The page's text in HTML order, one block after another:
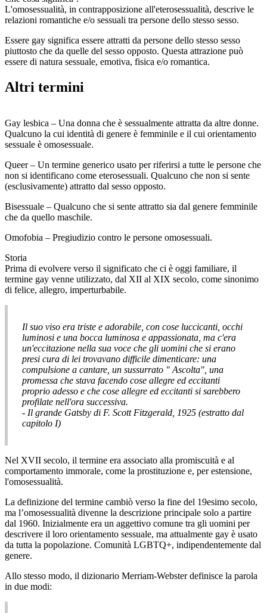
L'omosessualità, in contrapposizione all'eterosessualità, descrive le
relazioni romantiche e/o sessuali tra persone dello stesso sesso.
Essere gay significa essere attratti da persone dello stesso sesso
piuttosto che da quelle del sesso opposto. Questa attrazione può
essere di natura sessuale, emotiva, fisica e/o romantica.
Altri termini
Gay lesbica – Una donna che è sessualmente attratta da altre donne.
Qualcuno la cui identità di genere è femminile e il cui orientamento
sessuale è omosessuale.
Queer – Un termine generico usato per riferirsi a tutte le persone che
non si identificano come eterosessuali. Qualcuno che non si sente
(esclusivamente) attratto dal sesso opposto.
Bisessuale – Qualcuno che si sente attratto sia dal genere femminile
che da quello maschile.
Omofobia – Pregiudizio contro le persone omosessuali.
Storia
Prima di evolvere verso il significato che ci è oggi familiare, il
termine gay venne utilizzato, dal XII al XIX secolo, come sinonimo
di felice, allegro, imperturbabile.
Il suo viso era triste e adorabile, con cose luccicanti, occhi
luminosi e una bocca luminosa e appassionata, ma c'era
un'eccitazione nella sua voce che gli uomini che si erano
presi cura di lei trovavano difficile dimenticare: una
compulsione a cantare, un sussurrato " Ascolta", una
promessa che stava facendo cose allegre ed eccitanti
proprio adesso e che cose allegre ed eccitanti si sarebbero
profilate nell'ora successiva.
- Il grande Gatsby di F. Scott Fitzgerald, 1925 (estratto dal
capitolo I)
Nel XVII secolo, il termine era associato alla promiscuità e al
comportamento immorale, come la prostituzione e, per estensione,
l'omosessualità.
La definizione del termine cambiò verso la fine del 19esimo secolo,
ma l’omosessualità divenne la descrizione principale solo a partire
dal 1960. Inizialmente era un aggettivo comune tra gli uomini per
descrivere il loro orientamento sessuale, ma attualmente gay è usato
da tutta la popolazione. Comunità LGBTQ+, indipendentemente dal
genere.
Allo stesso modo, il dizionario Merriam-Webster definisce la parola
in due modi: